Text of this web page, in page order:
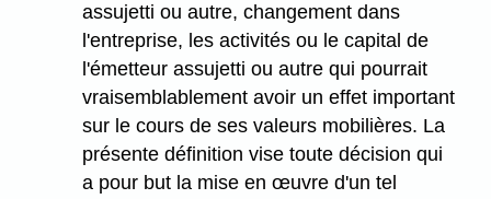
assujetti ou autre, changement dans
l'entreprise, les activités ou le capital de
l'émetteur assujetti ou autre qui pourrait
vraisemblablement avoir un effet important
sur le cours de ses valeurs mobilières. La
présente définition vise toute décision qui
a pour but la mise en œuvre d'un tel